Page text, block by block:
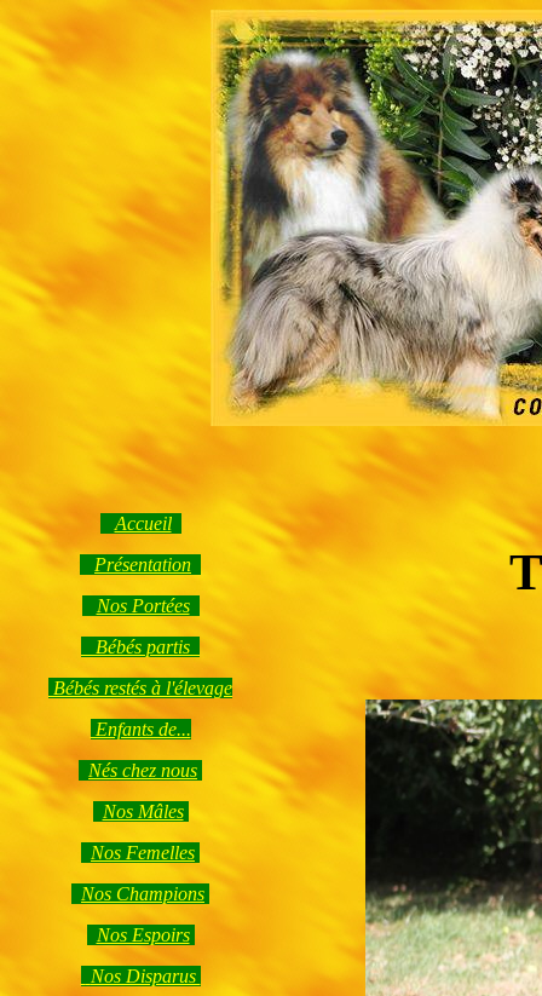
Accueil
Présentation
Nos Portées
Bébés partis
Bébés restés à l'élevage
Enfants de...
Nés chez nous
Nos Mâles
Nos Femelles
Nos Champions
Nos Espoirs
Nos Disparus